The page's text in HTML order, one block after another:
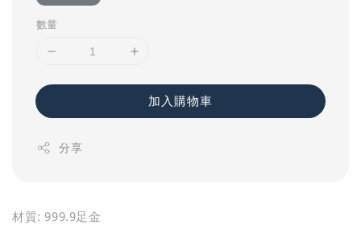
數量
加入購物車
分享
材質: 999.9足金